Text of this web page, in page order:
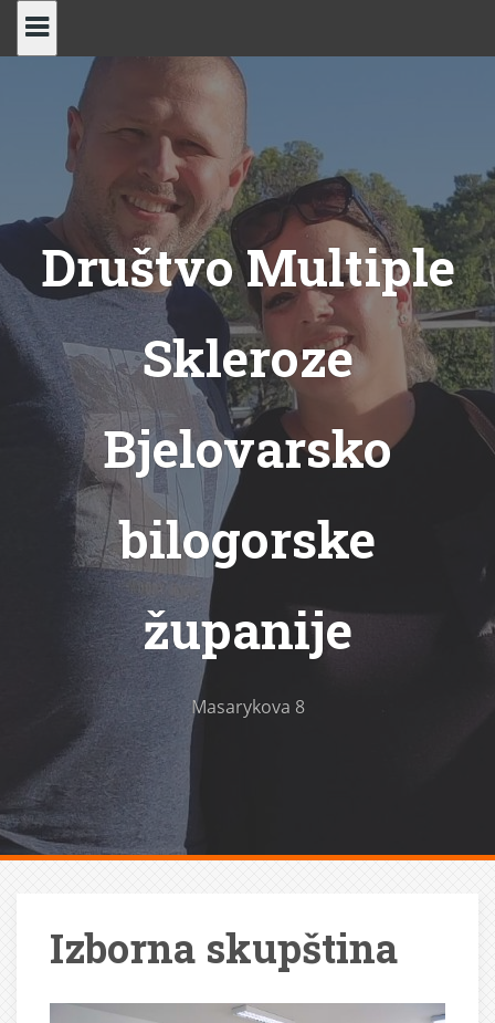
Skip
Društvo Multiple
Skleroze
Bjelovarsko
bilogorske
županije
Masarykova 8
Izborna skupština